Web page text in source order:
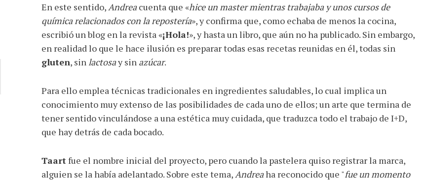
En este sentido, Andreacuenta que «hice un master mientras trabajaba y unos cursos de
química relacionados con la repostería», y confirma que, como echaba de menos la cocina,
escribió un blog en la revista «¡Hola!», y hasta un libro, que aún no ha publicado. Sin embargo,
en realidad lo que le hace ilusión es preparar todas esas recetas reunidas en él, todas sin
gluten, sin lactosay sin azúcar.
Para ello emplea técnicas tradicionales en ingredientes saludables, lo cual implica un
conocimiento muy extenso de las posibilidades de cada uno de ellos; un arte que termina de
tener sentido vinculándose a una estética muy cuidada, que traduzca todo el trabajo de I+D,
que hay detrás de cada bocado.
Taartfue el nombre inicial del proyecto, pero cuando la pastelera quiso registrar la marca,
alguien se la había adelantado. Sobre este tema, Andreaha reconocido que "fue un momento